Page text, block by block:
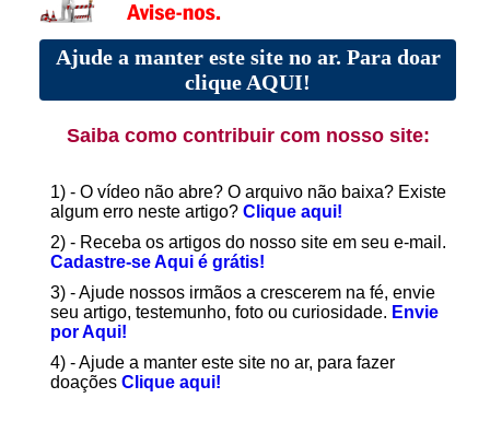
Ajude a manter este site no ar. Para doar
clique AQUI!
Saiba como contribuir com nosso site:
1) - O vídeo não abre? O arquivo não baixa? Existe
algum erro neste artigo? Clique aqui!
2) - Receba os artigos do nosso site em seu e-mail.
Cadastre-se Aqui é grátis!
3) - Ajude nossos irmãos a crescerem na fé, envie
seu artigo, testemunho, foto ou curiosidade. Envie
por Aqui!
4) - Ajude a manter este site no ar, para fazer
doações Clique aqui!